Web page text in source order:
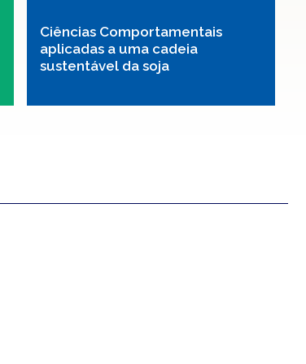
Ciências Comportamentais
aplicadas a uma cadeia
sustentável da soja